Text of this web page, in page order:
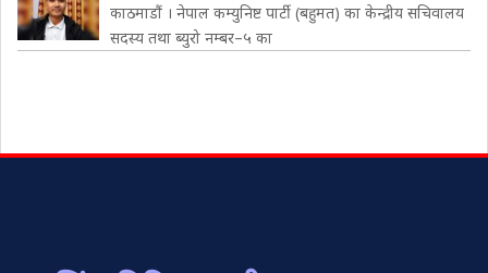
काठमाडौं । नेपाल कम्युनिष्ट पार्टी (बहुमत) का केन्द्रीय सचिवालय
सदस्य तथा ब्युरो नम्बर–५ का